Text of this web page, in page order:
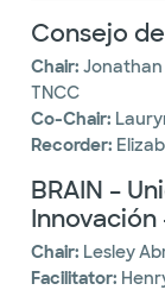
Consejo
Chair: Jonathan
TNCC
Co-Chair:
Recorder:
BRAIN –
Chair: Lesley
Facilitator: